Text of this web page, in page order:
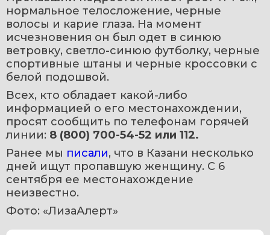
нормальное телосложение, черные
волосы и карие глаза. На момент
исчезновения он был одет в синюю
ветровку, светло-синюю футболку, черные
спортивные штаны и черные кроссовки с
белой подошвой.
Всех, кто обладает какой-либо
информацией о его местонахождении,
просят сообщить по телефонам горячей
линии: 8 (800) 700-54-52 или 112.
Ранее мы писали, что в Казани несколько
дней ищут пропавшую женщину. С 6
сентября ее местонахождение
неизвестно.
Фото: «ЛизаАлерт»